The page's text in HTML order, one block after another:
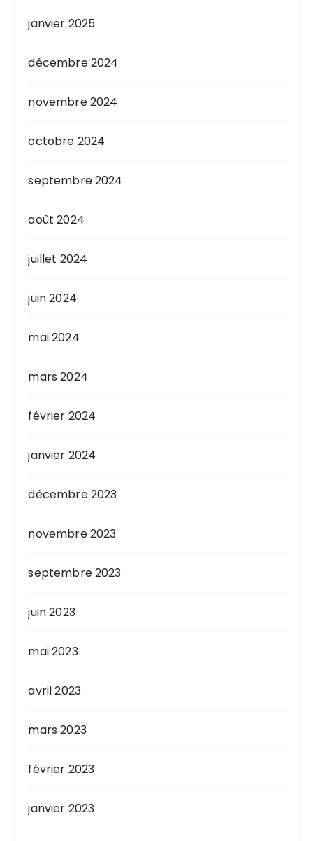
janvier 2025
décembre 2024
novembre 2024
octobre 2024
septembre 2024
août 2024
juillet 2024
juin 2024
mai 2024
mars 2024
février 2024
janvier 2024
décembre 2023
novembre 2023
septembre 2023
juin 2023
mai 2023
avril 2023
mars 2023
février 2023
janvier 2023